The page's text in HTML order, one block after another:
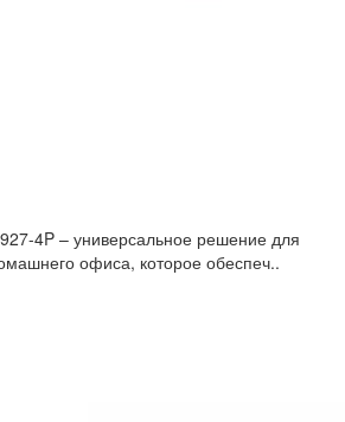
4P – универсальное решение для
офиса, которое обеспеч..